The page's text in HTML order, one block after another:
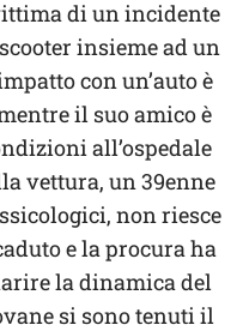
di un incidente
insieme ad un
con un’auto è
il suo amico è
all’ospedale
vettura, un 39enne
non riesce
e la procura ha
la dinamica del
si sono tenuti il